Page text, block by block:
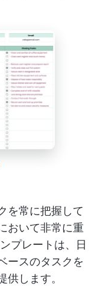
を常に把握して
おいて非常に重
プレートは、日
ースのタスクを
します。